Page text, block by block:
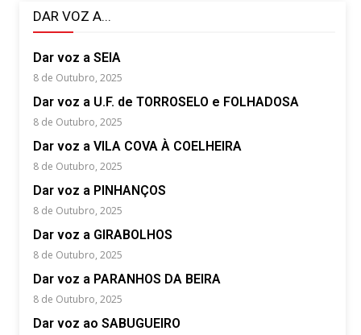
»»» Fundação Aurora Borges
Seia em Números
AUTÁRQUICAS 2025 em Seia
Contactos
E-mail: jornalsantamarinha@gmail.com
Estatuto editorial Sobre o Jornal
Contactos
Ficha Técnica
DAR VOZ A...
Dar voz a SEIA
8 de Outubro, 2025
Dar voz a U.F. de TORROSELO e FOLHADOSA
8 de Outubro, 2025
Dar voz a VILA COVA À COELHEIRA
8 de Outubro, 2025
Dar voz a PINHANÇOS
8 de Outubro, 2025
Dar voz a GIRABOLHOS
8 de Outubro, 2025
Dar voz a PARANHOS DA BEIRA
8 de Outubro, 2025
Dar voz ao SABUGUEIRO